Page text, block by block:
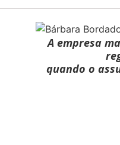
A empresa
quando o